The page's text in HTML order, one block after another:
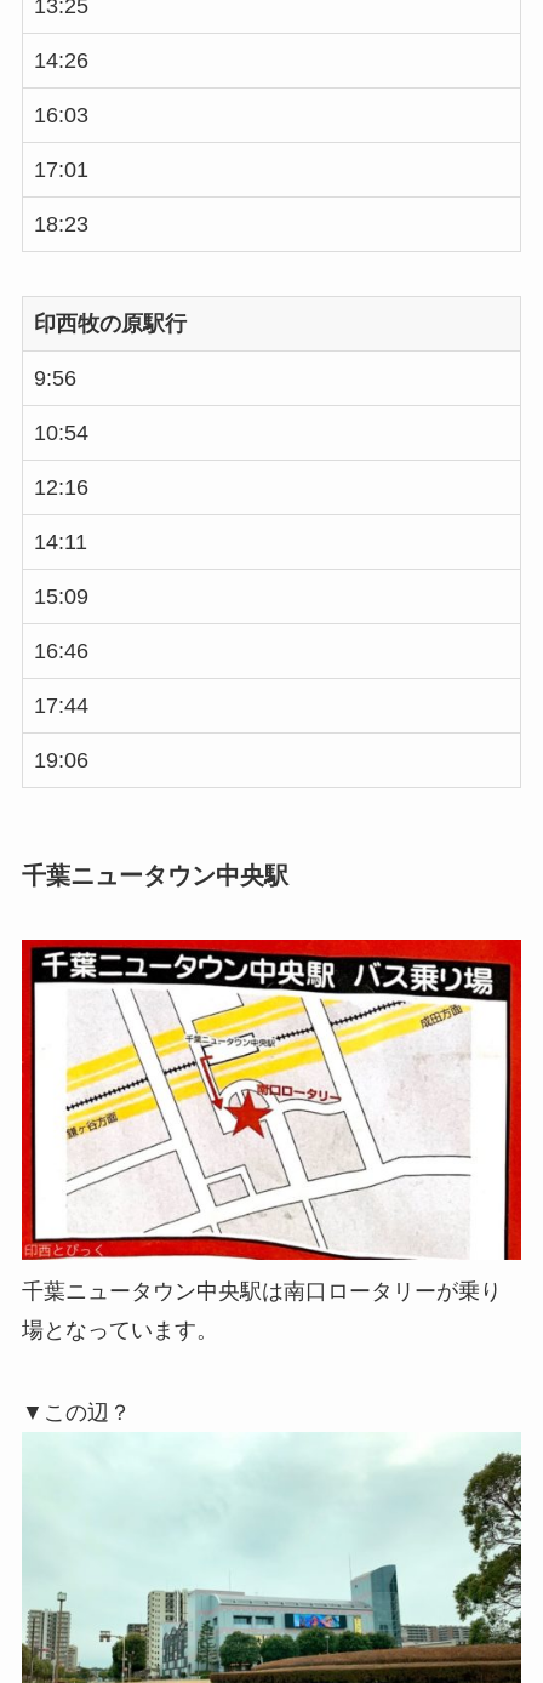
13:25
14:26
16:03
17:01
18:23
印西牧の原駅行
9:56
10:54
12:16
14:11
15:09
16:46
17:44
19:06
千葉ニュータウン中央駅
千葉ニュータウン中央駅は南口ロータリーが乗り
場となっています。
▼この辺？